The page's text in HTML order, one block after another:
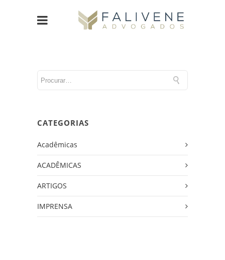
CATEGORIAS
Acadêmicas
ACADÊMICAS
ARTIGOS
IMPRENSA